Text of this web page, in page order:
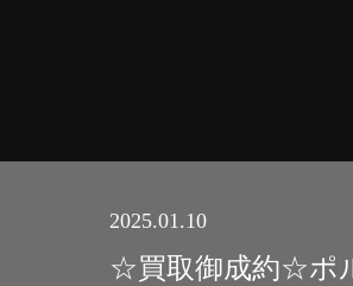
2025.01.10
☆買取御成約☆ポ